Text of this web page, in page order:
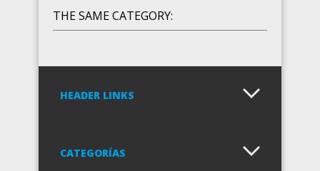
THE SAME CATEGORY:
HEADER LINKS
CATEGORÍAS